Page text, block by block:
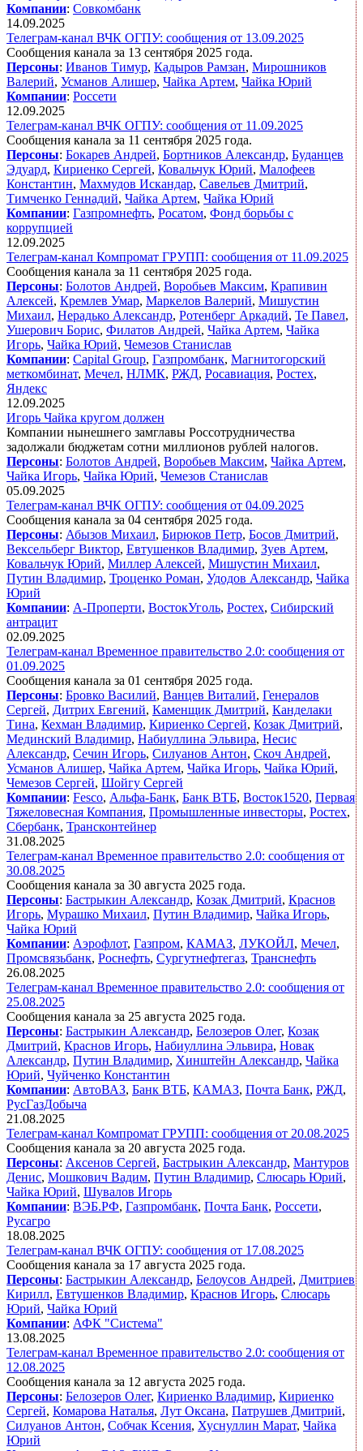
Компании: Совкомбанк
14.09.2025
Телеграм-канал ВЧК ОГПУ: сообщения от 13.09.2025
Сообщения канала за 13 сентября 2025 года.
Персоны: Иванов Тимур, Кадыров Рамзан, Мирошников
Валерий, Усманов Алишер, Чайка Артем, Чайка Юрий
Компании: Россети
12.09.2025
Телеграм-канал ВЧК ОГПУ: сообщения от 11.09.2025
Сообщения канала за 11 сентября 2025 года.
Персоны: Бокарев Андрей, Бортников Александр, Буданцев
Эдуард, Кириенко Сергей, Ковальчук Юрий, Малофеев
Константин, Махмудов Искандар, Савельев Дмитрий,
Тимченко Геннадий, Чайка Артем, Чайка Юрий
Компании: Газпромнефть, Росатом, Фонд борьбы с
коррупцией
12.09.2025
Телеграм-канал Компромат ГРУПП: сообщения от 11.09.2025
Сообщения канала за 11 сентября 2025 года.
Персоны: Болотов Андрей, Воробьев Максим, Крапивин
Алексей, Кремлев Умар, Маркелов Валерий, Мишустин
Михаил, Нерадько Александр, Ротенберг Аркадий, Те Павел,
Ушерович Борис, Филатов Андрей, Чайка Артем, Чайка
Игорь, Чайка Юрий, Чемезов Станислав
Компании: Capital Group, Газпромбанк, Магнитогорский
меткомбинат, Мечел, НЛМК, РЖД, Росавиация, Ростех,
Яндекс
12.09.2025
Игорь Чайка кругом должен
Компании нынешнего замглавы Россотрудничества
задолжали бюджетам сотни миллионов рублей налогов.
Персоны: Болотов Андрей, Воробьев Максим, Чайка Артем,
Чайка Игорь, Чайка Юрий, Чемезов Станислав
05.09.2025
Телеграм-канал ВЧК ОГПУ: сообщения от 04.09.2025
Сообщения канала за 04 сентября 2025 года.
Персоны: Абызов Михаил, Бирюков Петр, Босов Дмитрий,
Вексельберг Виктор, Евтушенков Владимир, Зуев Артем,
Ковальчук Юрий, Миллер Алексей, Мишустин Михаил,
Путин Владимир, Троценко Роман, Удодов Александр, Чайка
Юрий
Компании: А-Проперти, ВостокУголь, Ростех, Сибирский
антрацит
02.09.2025
Телеграм-канал Временное правительство 2.0: сообщения от
01.09.2025
Сообщения канала за 01 сентября 2025 года.
Персоны: Бровко Василий, Ванцев Виталий, Генералов
Сергей, Дитрих Евгений, Каменщик Дмитрий, Канделаки
Тина, Кехман Владимир, Кириенко Сергей, Козак Дмитрий,
Мединский Владимир, Набиуллина Эльвира, Несис
Александр, Сечин Игорь, Силуанов Антон, Скоч Андрей,
Усманов Алишер, Чайка Артем, Чайка Игорь, Чайка Юрий,
Чемезов Сергей, Шойгу Сергей
Компании: Fesco, Альфа-Банк, Банк ВТБ, Восток1520, Первая
Тяжеловесная Компания, Промышленные инвесторы, Ростех,
Сбербанк, Трансконтейнер
31.08.2025
Телеграм-канал Временное правительство 2.0: сообщения от
30.08.2025
Сообщения канала за 30 августа 2025 года.
Персоны: Бастрыкин Александр, Козак Дмитрий, Краснов
Игорь, Мурашко Михаил, Путин Владимир, Чайка Игорь,
Чайка Юрий
Компании: Аэрофлот, Газпром, КАМАЗ, ЛУКОЙЛ, Мечел,
Промсвязьбанк, Роснефть, Сургутнефтегаз, Транснефть
26.08.2025
Телеграм-канал Временное правительство 2.0: сообщения от
25.08.2025
Сообщения канала за 25 августа 2025 года.
Персоны: Бастрыкин Александр, Белозеров Олег, Козак
Дмитрий, Краснов Игорь, Набиуллина Эльвира, Новак
Александр, Путин Владимир, Хинштейн Александр, Чайка
Юрий, Чуйченко Константин
Компании: АвтоВАЗ, Банк ВТБ, КАМАЗ, Почта Банк, РЖД,
РусГазДобыча
21.08.2025
Телеграм-канал Компромат ГРУПП: сообщения от 20.08.2025
Сообщения канала за 20 августа 2025 года.
Персоны: Аксенов Сергей, Бастрыкин Александр, Мантуров
Денис, Мошкович Вадим, Путин Владимир, Слюсарь Юрий,
Чайка Юрий, Шувалов Игорь
Компании: ВЭБ.РФ, Газпромбанк, Почта Банк, Россети,
Русагро
18.08.2025
Телеграм-канал ВЧК ОГПУ: сообщения от 17.08.2025
Сообщения канала за 17 августа 2025 года.
Персоны: Бастрыкин Александр, Белоусов Андрей, Дмитриев
Кирилл, Евтушенков Владимир, Краснов Игорь, Слюсарь
Юрий, Чайка Юрий
Компании: АФК "Система"
13.08.2025
Телеграм-канал Временное правительство 2.0: сообщения от
12.08.2025
Сообщения канала за 12 августа 2025 года.
Персоны: Белозеров Олег, Кириенко Владимир, Кириенко
Сергей, Комарова Наталья, Лут Оксана, Патрушев Дмитрий,
Силуанов Антон, Собчак Ксения, Хуснуллин Марат, Чайка
Юрий